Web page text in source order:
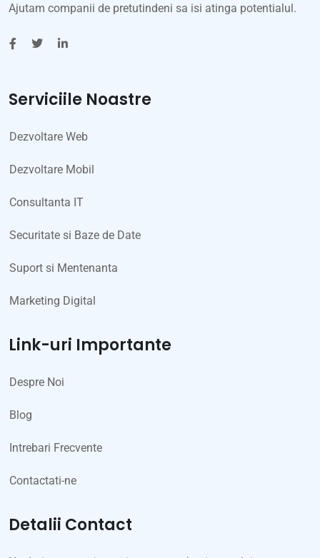
Ajutam companii de pretutindeni sa isi atinga potentialul.
Serviciile Noastre
Dezvoltare Web
Dezvoltare Mobil
Consultanta IT
Securitate si Baze de Date
Suport si Mentenanta
Marketing Digital
Link-uri Importante
Despre Noi
Blog
Intrebari Frecvente
Contactati-ne
Detalii Contact